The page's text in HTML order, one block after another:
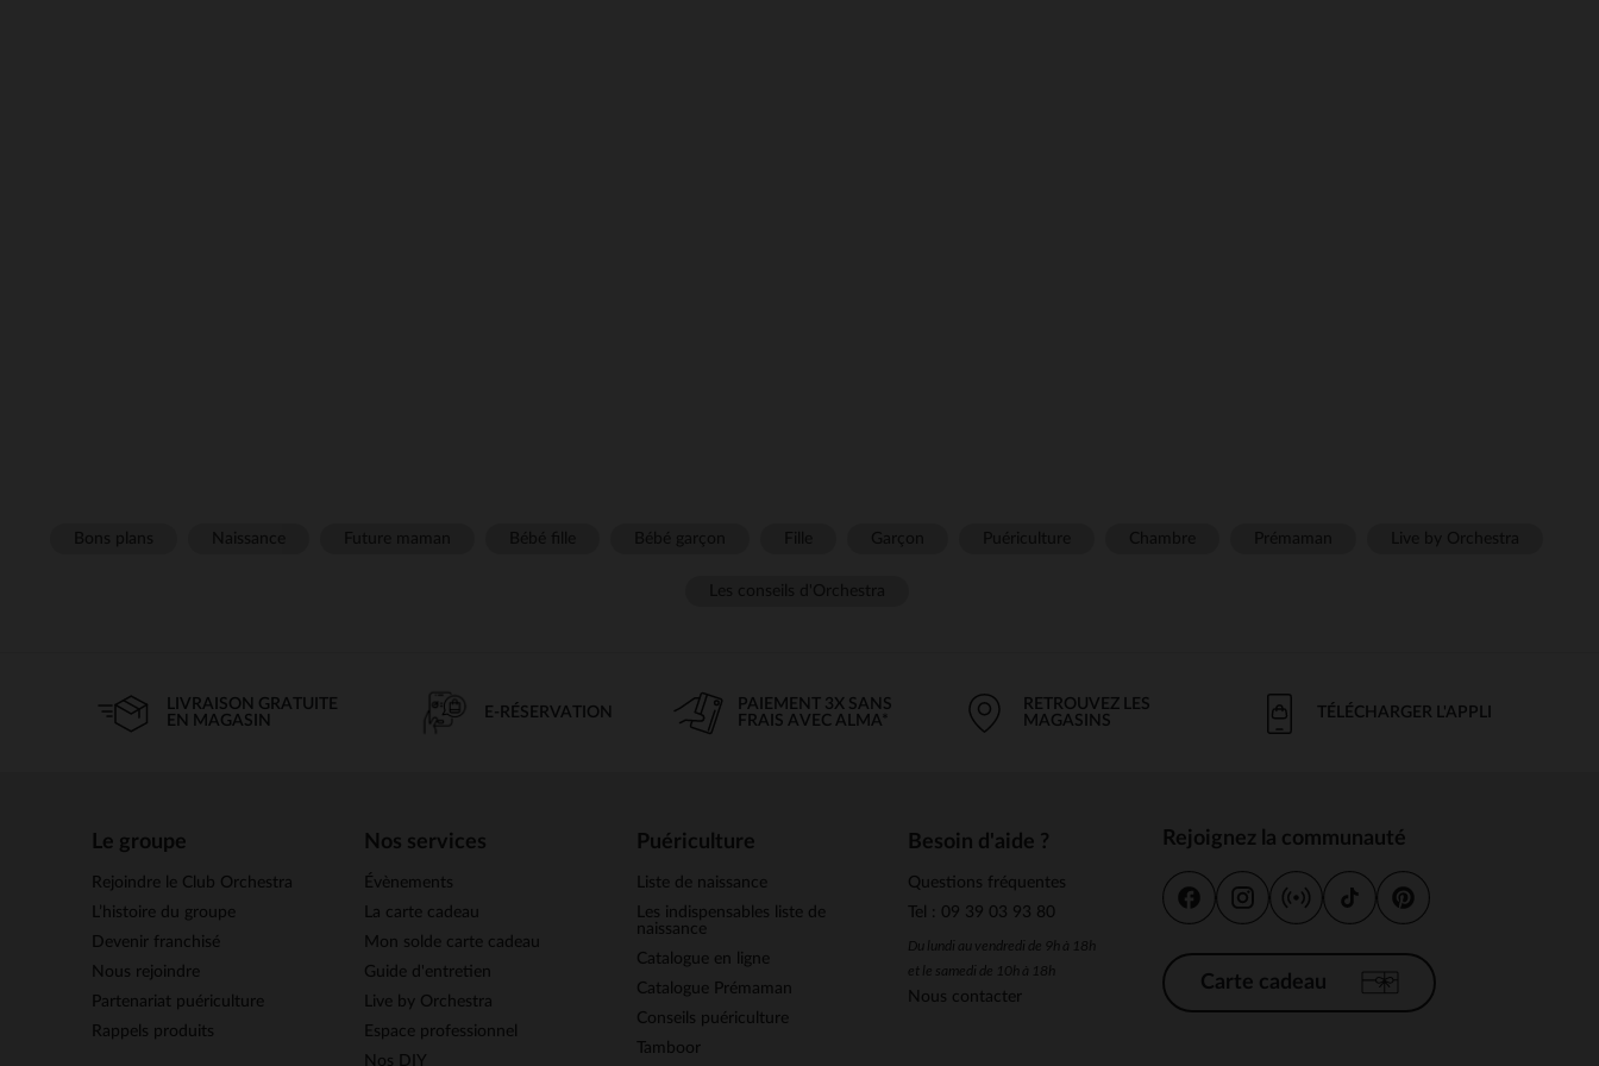
LIVRAISON GRATUITE
EN MAGASIN
E-RÉSERVATION
PAIEMENT 3X SANS
FRAIS AVEC ALMA*
RETROUVEZ LES
MAGASINS
TÉLÉCHARGER L'APPLI
Le groupe
Rejoindre le Club Orchestra
L’histoire du groupe
Devenir franchisé
Nous rejoindre
Partenariat puériculture
Rappels produits
Nos services
Évènements
La carte cadeau
Mon solde carte cadeau
Guide d'entretien
Live by Orchestra
Espace professionnel
Nos DIY
Puériculture
Liste de naissance
Les indispensables liste de
naissance
Catalogue en ligne
Catalogue Prémaman
Conseils puériculture
Tamboor
Besoin d'aide ?
Questions fréquentes
Tel : 09 39 03 93 80
Du lundi au vendredi de 9h à 18h
et le samedi de 10h à 18h
Nous contacter
Rejoignez la communauté
Carte cadeau